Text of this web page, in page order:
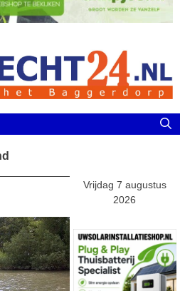
Vrijdag 7 augustus
2026